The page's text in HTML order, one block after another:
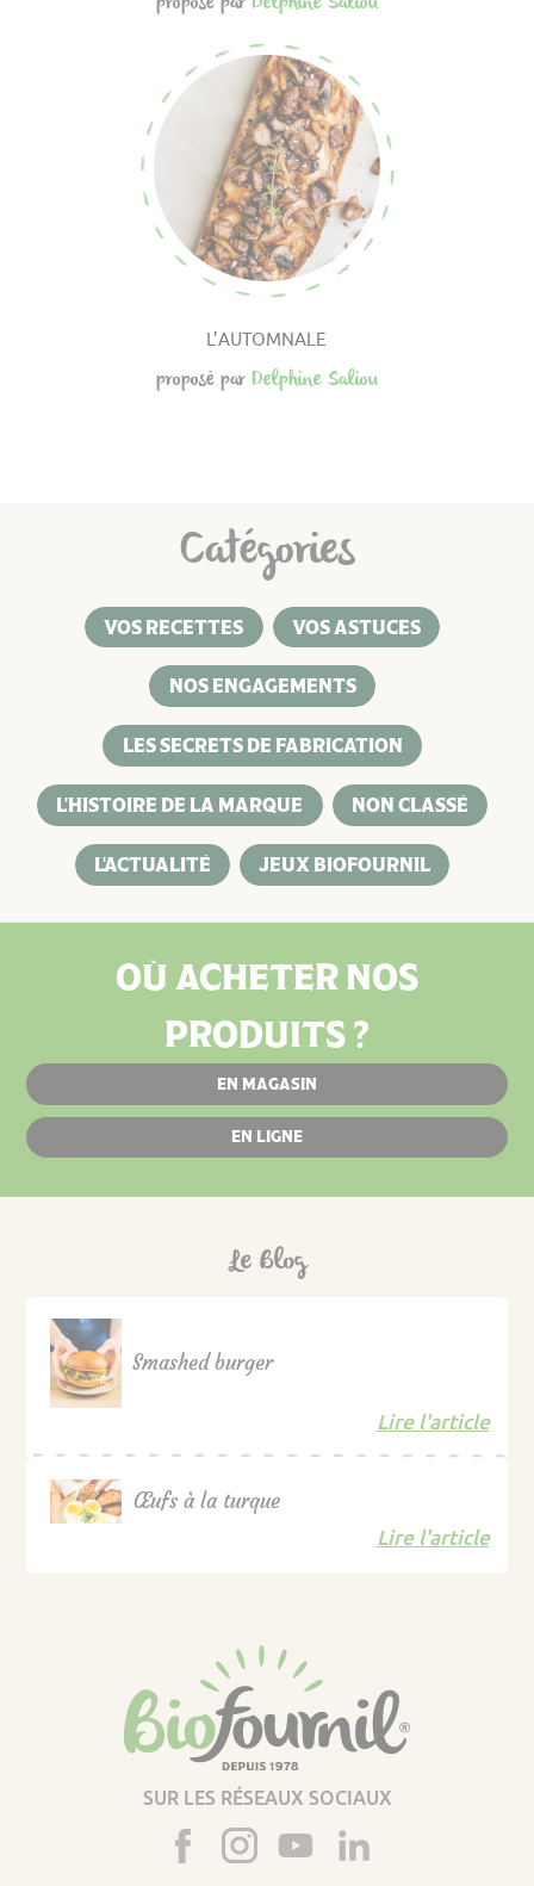
Catégories
VOS RECETTES VOS ASTUCES
NOS ENGAGEMENTS
LES SECRETS DE FABRICATION
L'HISTOIRE DE LA MARQUE NON CLASSÉ
L'ACTUALITÉ JEUX BIOFOURNIL
L’AUTOMNALE
proposé par Delphine Saliou
OÙ ACHETER NOS
PRODUITS ?
EN MAGASIN
EN LIGNE
Le Blog
Smashed burger
Lire l'article
Œufs à la turque
Lire l'article
SUR LES RÉSEAUX SOCIAUX